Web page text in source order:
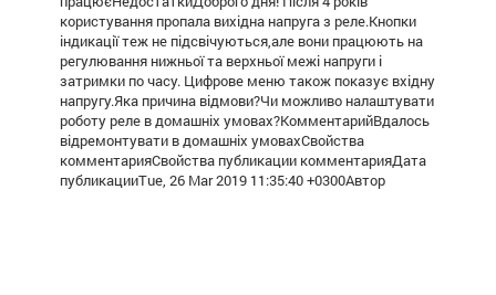
користування пропала вихідна напруга з реле.Кнопки
індикації теж не підсвічуються,але вони працюють на
регулювання нижньої та верхньої межі напруги і
затримки по часу. Цифрове меню також показує вхідну
напругу.Яка причина відмови?Чи можливо налаштувати
роботу реле в домашніх умовах?КомментарийВдалось
відремонтувати в домашніх умовахСвойства
комментарияСвойства публикации комментарияДата
публикацииTue, 26 Mar 2019 11:35:40 +0300Автор